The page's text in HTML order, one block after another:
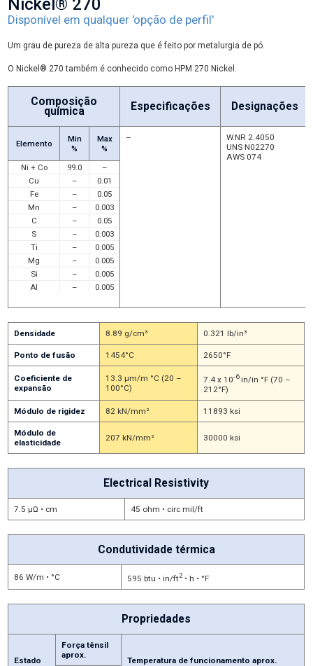
Nickel® 270
Disponível em qualquer 'opção de perfil'
Um grau de pureza de alta pureza que é feito por metalurgia de pó.
O Nickel® 270 também é conhecido como HPM 270 Nickel.
Composição
química Especificações Designações
Elemento
Min
%
Max
%
Ni + Co
99.0
–
Cu
–
0.01
Fe
–
0.05
Mn
–
0.003
C
–
0.05
S
–
0.003
Ti
–
0.005
Mg
–
0.005
Si
–
0.005
Al
– 0.005
–
W.NR 2.4050
UNS N02270
AWS 074
Densidade 8.89 g/cm³ 0.321 lb/in³
Ponto de fusão 1454°C 2650°F
Coeficiente de
expansão
13.3 μm/m °C (20 –
100°C)
7.4 x 10-6in/in °F (70 –
212°F)
Módulo de rigidez 82 kN/mm² 11893 ksi
Módulo de
elasticidade
207 kN/mm² 30000 ksi
Electrical Resistivity
7.5 μΩ • cm 45 ohm • circ mil/ft
Condutividade térmica
86 W/m • °C 595 btu • in/ft2• h • °F
Propriedades
Estado
Força tênsil
aprox.
Temperatura de funcionamento aprox.